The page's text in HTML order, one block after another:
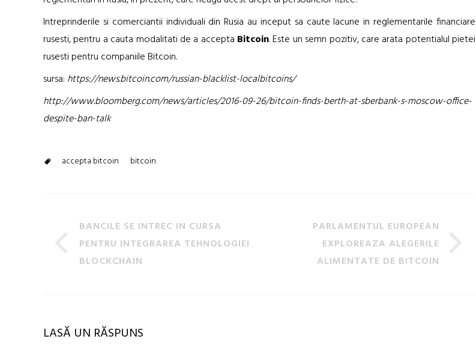
Intreprinderile si comerciantii individuali din Rusia au inceput sa caute lacune in reglementarile financiare
rusesti, pentru a cauta modalitati de a accepta Bitcoin. Este un semn pozitiv, care arata potentialul pietei
rusesti pentru companiile Bitcoin.
sursa: https://news.bitcoin.com/russian-blacklist-localbitcoins/
http://www.bloomberg.com/news/articles/2016-09-26/bitcoin-finds-berth-at-sberbank-s-moscow-office-
despite-ban-talk
accepta bitcoin bitcoin
BANCILE SE INTREC IN CURSA
PENTRU INTEGRAREA TEHNOLOGIEI
BLOCKCHAIN
PARLAMENTUL EUROPEAN
EXPLOREAZA ALEGERILE
ALIMENTATE DE BITCOIN
LASĂ UN RĂSPUNS